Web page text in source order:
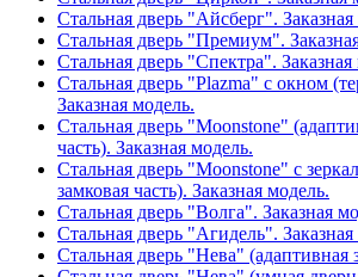
Стальная дверь "Айсберг". Заказная
Стальная дверь "Премиум".
Стальная дверь "Спектра". Заказная
Стальная дверь "Plazma" с окном
Заказная модель.
Стальная дверь "Moonstone"
часть). Заказная модель.
Стальная дверь "Moonstone" с
замковая часть). Заказная модель.
Стальная дверь "Волга". Заказная
Стальная дверь "Агидель". Заказная
Стальная дверь "Нева" (адаптивная